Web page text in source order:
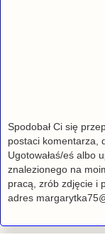
Spodobał Ci się
postaci komentarza,
Ugotowałaś/eś albo
znalezionego na
pracą, zrób zdjęcie i
adres